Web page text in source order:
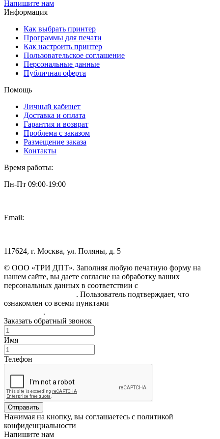
Напишите нам
Информация
Как выбрать принтер
Программы для печати
Как настроить принтер
Пользовательское соглашение
Персональные данные
Публичная оферта
Помощь
Личный кабинет
Доставка и оплата
Гарантия и возврат
Проблема с заказом
Размещение заказа
Контакты
Время работы:
Пн-Пт 09:00-19:00
Email:
117624, г. Москва, ул. Поляны, д. 5
© ООО «ТРИ ДПТ». Заполняя любую печатную форму на
нашем сайте, вы даете согласие на обработку ваших
персональных данных в соответствии с
. Пользователь подтверждает, что
ознакомлен со всеми пунктами
.
Заказать обратный звонок
Имя
Телефон
Отправить
Нажимая на кнопку, вы соглашаетесь с политикой
конфиденциальности
Напишите нам